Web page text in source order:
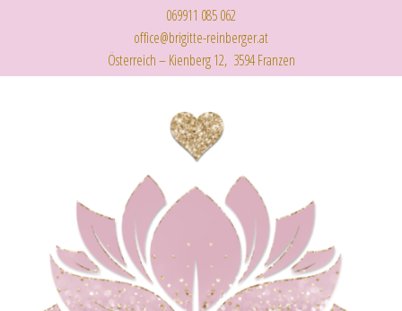
069911 085 062
office@brigitte-reinberger.at
Österreich – Kienberg 12, 3594 Franzen